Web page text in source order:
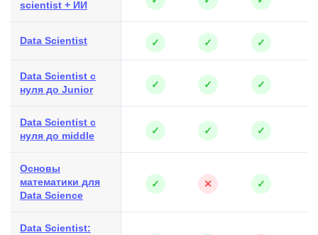
scientist + ИИ
Data Scientist ✓ ✓ ✓
Data Scientist с
нуля до Junior
✓ ✓ ✓
Data Scientist с
нуля до middle
✓ ✓ ✓
Основы
математики для
Data Science
✓ ✕ ✓
Data Scientist: